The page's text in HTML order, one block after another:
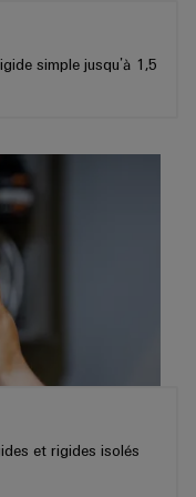
simple jusqu’à 1,5
et rigides isolés